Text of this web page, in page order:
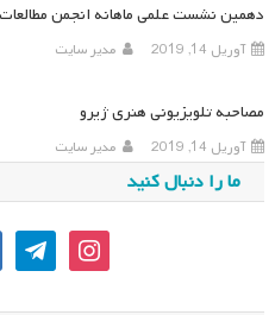
دهمین نشست علمی ماهانه انجمن مطالعات
آوریل 14, 2019 مدیر سایت
مصاحبه تلویزیونی هنری ژیرو
آوریل 14, 2019 مدیر سایت
ما را دنبال کنید
instagram